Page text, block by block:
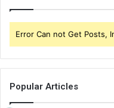
Error Can not Get Posts,
Popular Articles